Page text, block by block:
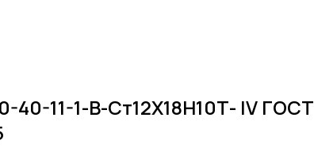
40-11-1-В-Ст12Х18Н10Т- lV ГОСТ